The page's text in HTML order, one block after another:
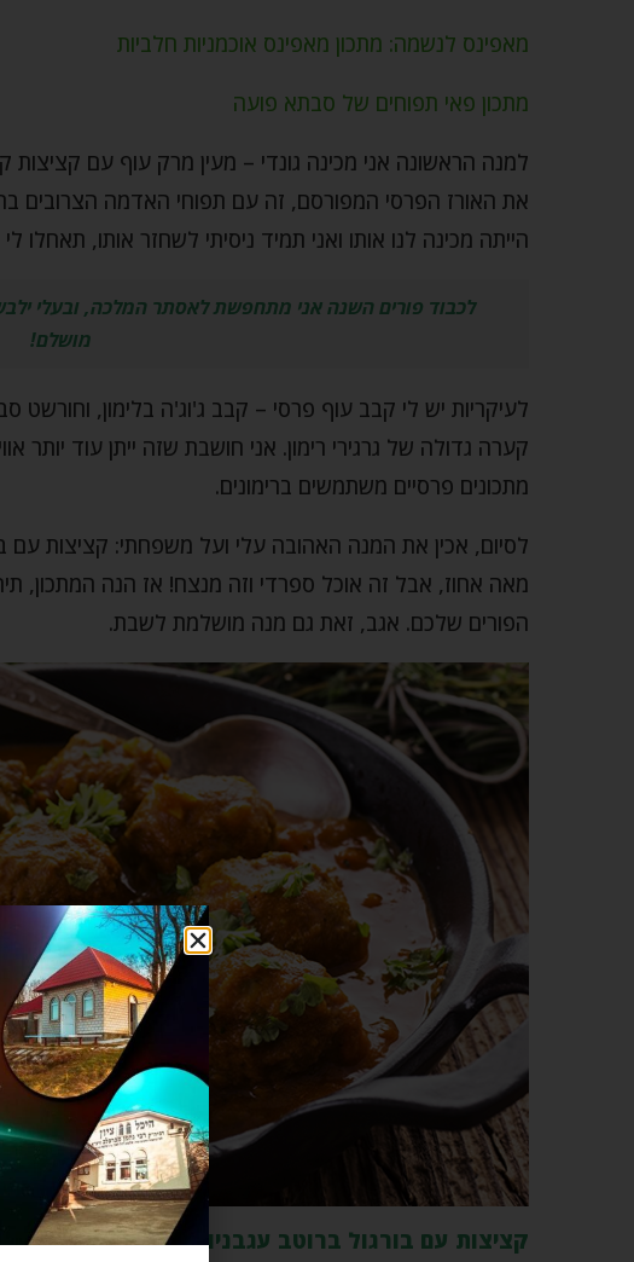
מאפינס לנשמה: מתכון מאפינס אוכמניות חלביות
מתכון פאי תפוחים של סבתא פועה
למנה הראשונה אני מכינה גונדי – מעין מרק עוף עם קציצות
את האורז הפרסי המפורסם, זה עם תפוחי האדמה הצרובים
הייתה מכינה לנו אותו ואני תמיד ניסיתי לשחזר אותו, תאחלו
לכבוד פורים השנה אני מתחפשת לאסתר המלכה, ובעלי
מושלם!
לעיקריות יש לי קבב עוף פרסי – קבב ג'וג'ה בלימון,
קערה גדולה של גרגירי רימון. אני חושבת שזה ייתן עוד
מתכונים פרסיים משתמשים ברימונים.
לסיום, אכין את המנה האהובה עלי ועל משפחתי: קציצות עם
מאה אחוז, אבל זה אוכל ספרדי וזה מנצח! אז הנה המתכון,
הפורים שלכם. אגב, זאת גם מנה מושלמת לשבת.
קציצות עם בורגול ברוטב עגבניות עם שעועית ירוקה